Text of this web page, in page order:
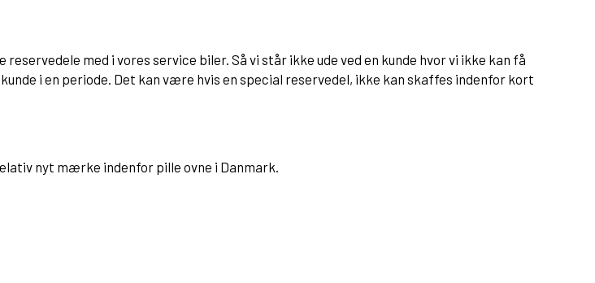
med i vores service biler. Så vi står ikke ude ved en kunde hvor vi ikke kan få
i en periode. Det kan være hvis en special reservedel, ikke kan skaffes indenfor kort
nyt mærke indenfor pille ovne i Danmark.